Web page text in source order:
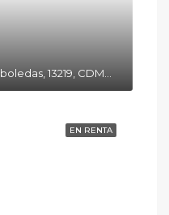
EN RENTA